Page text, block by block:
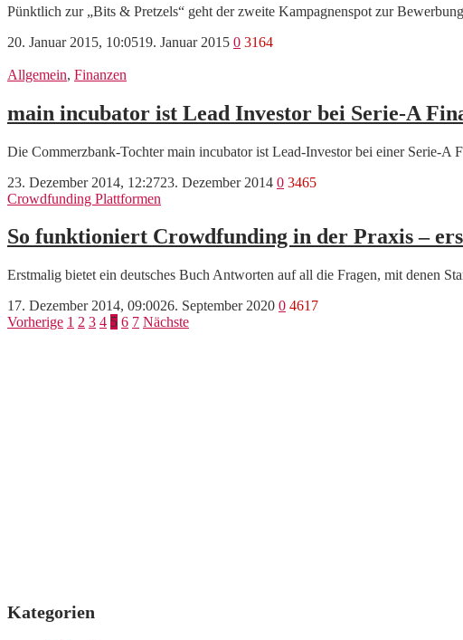
Pünktlich zur „Bits & Pretzels“ geht der zweite Kampagnenspot zur
20. Januar 2015, 10:0519. Januar 2015 0 3164
Allgemein, Finanzen
main incubator ist Lead Investor bei Serie-A
Die Commerzbank-Tochter main incubator ist Lead-Investor bei einer Serie-
23. Dezember 2014, 12:2723. Dezember 2014 0 3465
Crowdfunding Plattformen
So funktioniert Crowdfunding in der Praxis –
Erstmalig bietet ein deutsches Buch Antworten auf all die Fragen, mit denen
17. Dezember 2014, 09:0026. September 2020 0 4617
Seitennummerierung
Vorherige 1 2 3 4 5 6 7 Nächste
Kategorien